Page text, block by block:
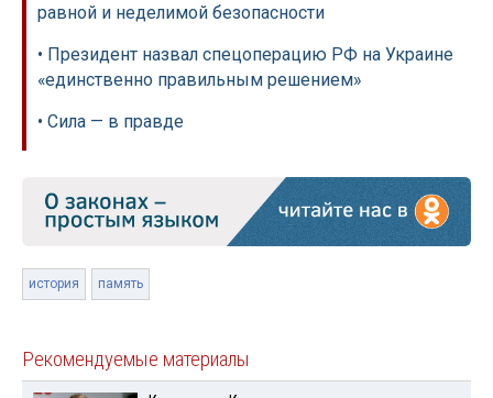
равной и неделимой безопасности
• Президент назвал спецоперацию РФ на Украине
«единственно правильным решением»
• Сила — в правде
история память
Рекомендуемые материалы